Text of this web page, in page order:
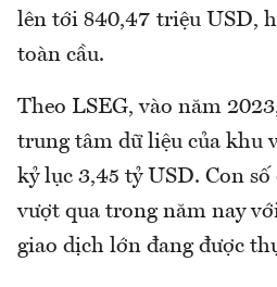
lên tới 840,47 triệu USD,
toàn cầu.
Theo LSEG, vào năm
trung tâm dữ liệu của khu
kỷ lục 3,45 tỷ USD. Con số
vượt qua trong năm nay
giao dịch lớn đang được